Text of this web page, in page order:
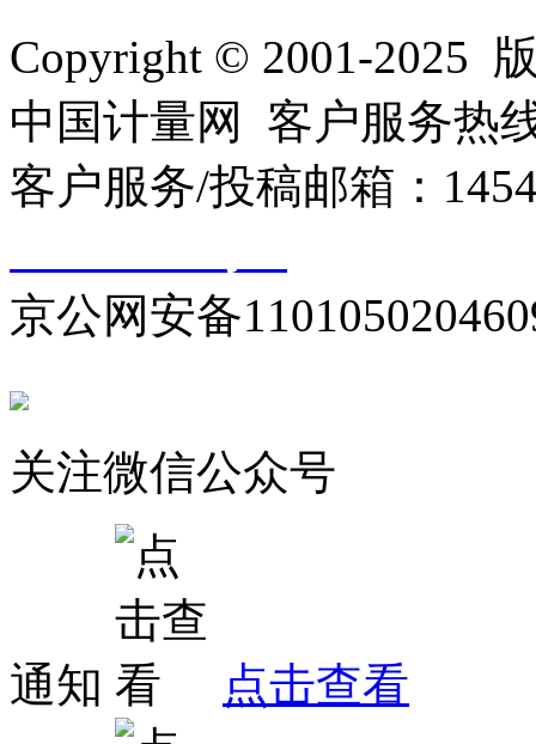
Copyright © 2001-2025
中国计量网 客户服务热
客户服务/投稿邮箱：
京公网安备
关注微信公众号
通知 点击查看